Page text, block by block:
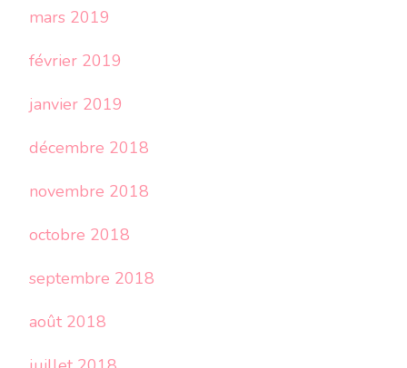
mars 2019
février 2019
janvier 2019
décembre 2018
novembre 2018
octobre 2018
septembre 2018
août 2018